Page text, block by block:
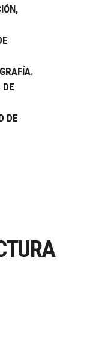
DE
DE